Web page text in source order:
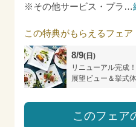
※その他サービス・プラ …
この特典がもらえるフェア
8/9(日)
リニューアル完成
展望ビュー＆挙式
このフェア